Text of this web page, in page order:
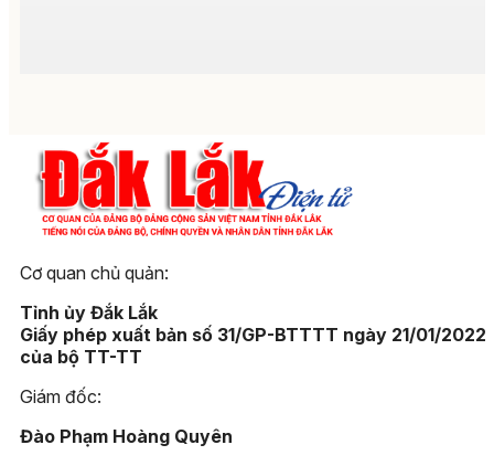
Cơ quan chủ quản:
Tỉnh ủy Đắk Lắk
Giấy phép xuất bản số 31/GP-BTTTT ngày 21/01/2022
của bộ TT-TT
Giám đốc:
Đào Phạm Hoàng Quyên